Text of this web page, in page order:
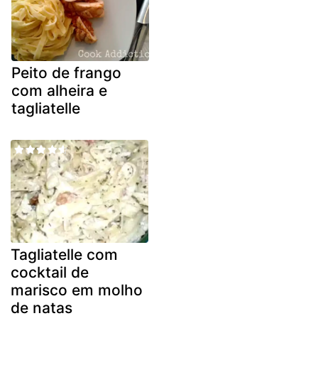
Peito de frango
com alheira e
tagliatelle
Tagliatelle com
cocktail de
marisco em molho
de natas